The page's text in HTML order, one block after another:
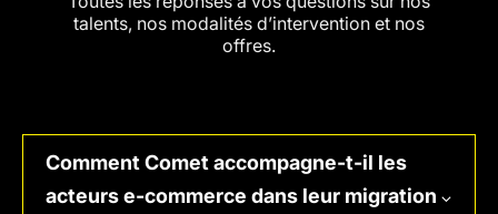
talents, nos modalités d’intervention et nos
offres.
Comment Comet accompagne-t-il les
acteurs e-commerce dans leur migration ⌄